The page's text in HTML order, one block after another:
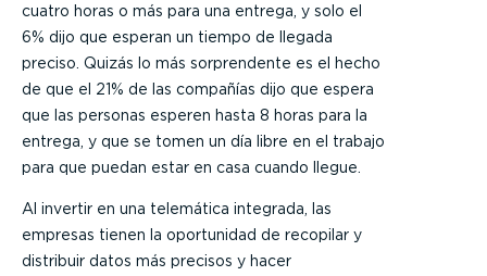
cuatro horas o más para una entrega, y solo el
6% dijo que esperan un tiempo de llegada
preciso. Quizás lo más sorprendente es el hecho
de que el 21% de las compañías dijo que espera
que las personas esperen hasta 8 horas para la
entrega, y que se tomen un día libre en el trabajo
para que puedan estar en casa cuando llegue.
Al invertir en una telemática integrada, las
empresas tienen la oportunidad de recopilar y
distribuir datos más precisos y hacer